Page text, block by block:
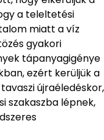
a teleltetési
miatt a víz
gyakori
tápanyagigénye
ezért kerüljük a
újraéledéskor,
szakaszba lépnek,